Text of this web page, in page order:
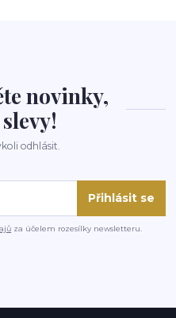
novinky,
odhlásit.
Přihlásit se
za účelem rozesílky newsletteru.